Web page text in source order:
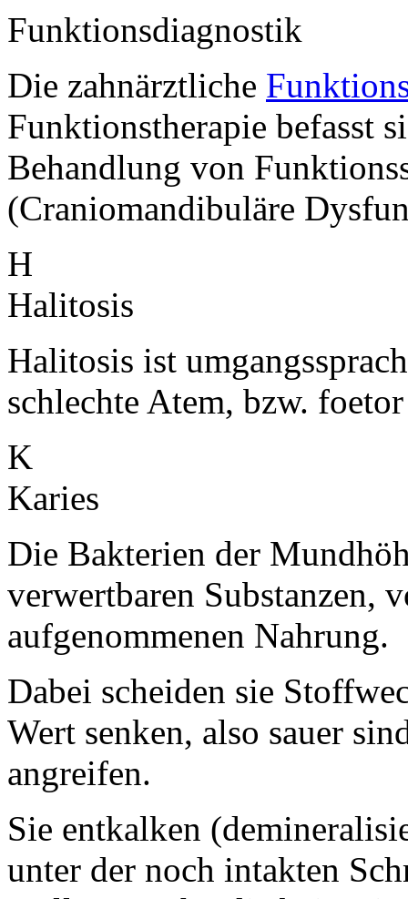
Funktionsdiagnostik
Die zahnärztliche
Funktionstherapie befasst
Behandlung von
(Craniomandibuläre
H
Halitosis
Halitosis ist
schlechte Atem, bzw.
K
Karies
Die Bakterien der
verwertbaren Substanzen,
aufgenommenen Nahrung.
Dabei scheiden sie
Wert senken, also sauer
angreifen.
Sie entkalken
unter der noch intakten